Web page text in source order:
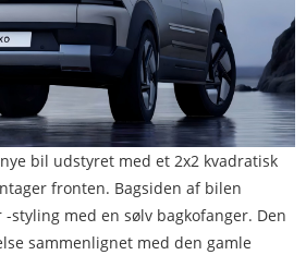
bil udstyret med et 2x2 kvadratisk
fronten. Bagsiden af ​​bilen
styling med en sølv bagkofanger. Den
sammenlignet med den gamle